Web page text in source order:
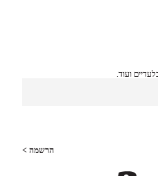
ועוד.
הרשמה >